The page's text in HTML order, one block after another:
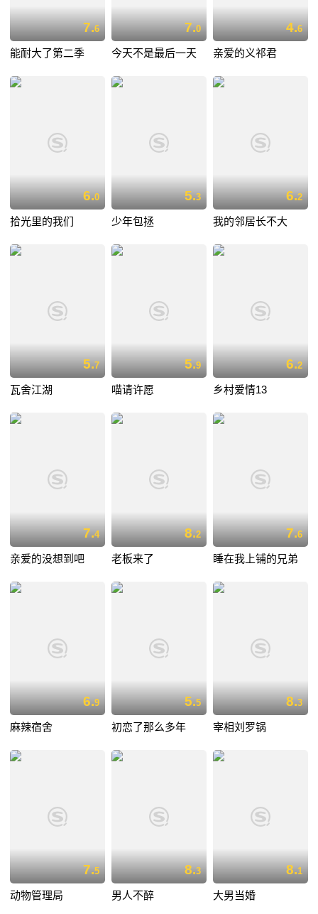
7.6
能耐大了第二季
7.0
今天不是最后一天
4.6
亲爱的义祁君
6.0
拾光里的我们
5.3
少年包拯
6.2
我的邻居长不大
5.7
瓦舍江湖
5.9
喵请许愿
6.2
乡村爱情13
7.4
亲爱的没想到吧
8.2
老板来了
7.6
睡在我上铺的兄弟
6.9
麻辣宿舍
5.5
初恋了那么多年
8.3
宰相刘罗锅
7.5
动物管理局
8.3
男人不醉
8.1
大男当婚